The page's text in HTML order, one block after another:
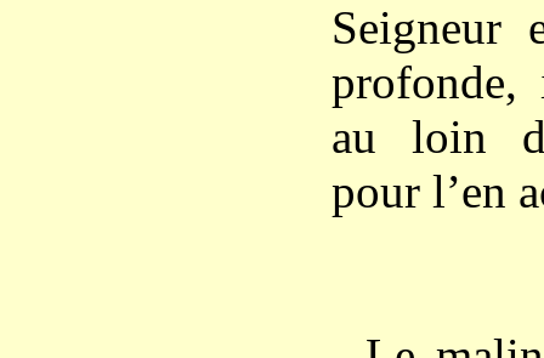
Seigneur
au loin
pour l’en